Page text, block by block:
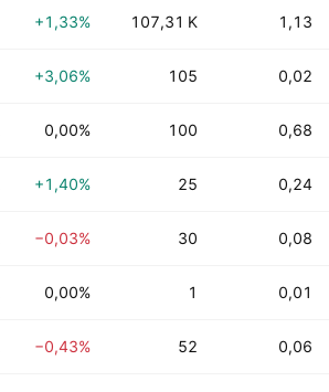
+1,33% 107,31 K 1,13
+3,06% 105 0,02
0,00% 100 0,68
+1,40% 25 0,24
−0,03% 30 0,08
0,00% 1 0,01
−0,43% 52 0,06